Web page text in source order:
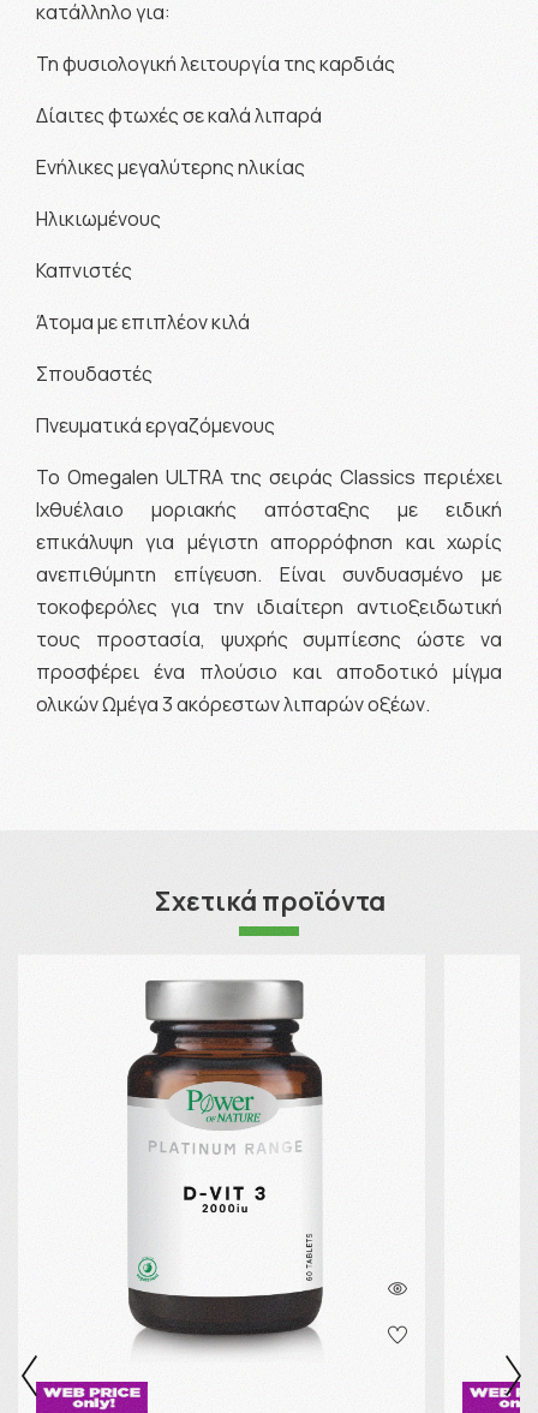
κατάλληλο για:
Τη φυσιολογική λειτουργία της καρδιάς
Δίαιτες φτωχές σε καλά λιπαρά
Ενήλικες μεγαλύτερης ηλικίας
Ηλικιωμένους
Καπνιστές
Άτομα με επιπλέον κιλά
Σπουδαστές
Πνευματικά εργαζόμενους
Το Omegalen ULTRA της σειράς Classics περιέχει
Ιχθυέλαιο μοριακής απόσταξης με ειδική
επικάλυψη για μέγιστη απορρόφηση και χωρίς
ανεπιθύμητη επίγευση. Είναι συνδυασμένο με
τοκοφερόλες για την ιδιαίτερη αντιοξειδωτική
τους προστασία, ψυχρής συμπίεσης ώστε να
προσφέρει ένα πλούσιο και αποδοτικό μίγμα
ολικών Ωμέγα 3 ακόρεστων λιπαρών οξέων.
Σχετικά προϊόντα